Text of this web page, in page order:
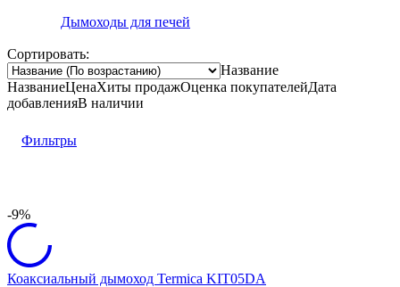
Дымоходы для печей
Сортировать:
Название
НазваниеЦенаХиты продажОценка покупателейДата
добавленияВ наличии
Фильтры
-9%
Коаксиальный дымоход Termica KIT05DA